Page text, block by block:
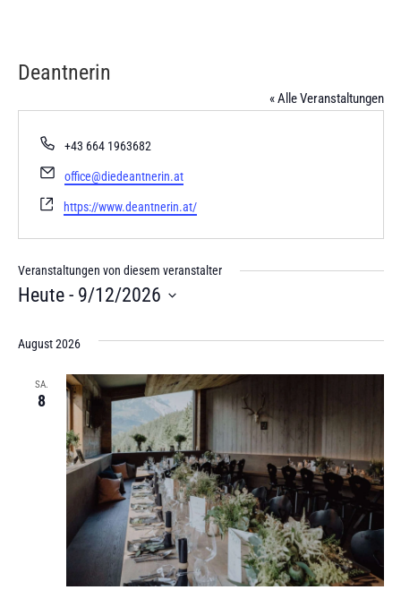
Deantnerin
« Alle Veranstaltungen
Telefon
+43 664 1963682
Email
office@diedeantnerin.at
Webseite
https://www.deantnerin.at/
Veranstaltungen von diesem veranstalter
Heute - 9/12/2026
wählen.
August 2026
SA.
8